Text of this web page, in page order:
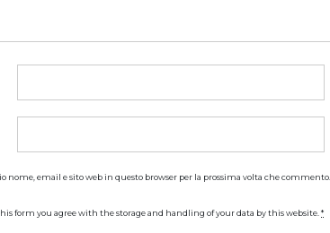
nome, email e sito web in questo browser per la prossima volta che commento.
form you agree with the storage and handling of your data by this website. *